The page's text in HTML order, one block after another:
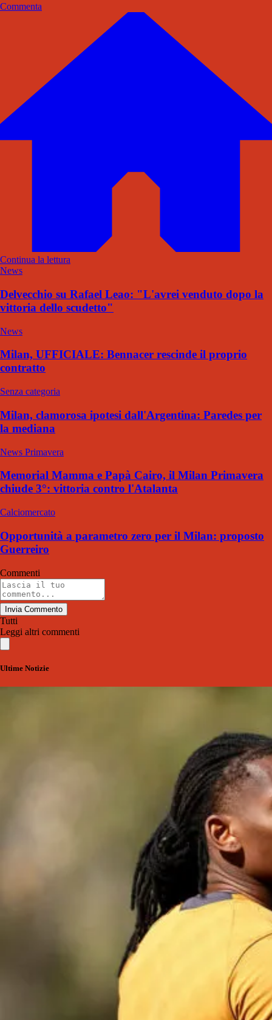
Commenta
Continua la lettura
News
Delvecchio su Rafael Leao: "L'avrei venduto dopo la
vittoria dello scudetto"
News
Milan, UFFICIALE: Bennacer rescinde il proprio
contratto
Senza categoria
Milan, clamorosa ipotesi dall'Argentina: Paredes per
la mediana
News Primavera
Memorial Mamma e Papà Cairo, il Milan Primavera
chiude 3°: vittoria contro l'Atalanta
Calciomercato
Opportunità a parametro zero per il Milan: proposto
Guerreiro
Commenti
Invia Commento
Tutti
Leggi altri commenti
Ultime Notizie